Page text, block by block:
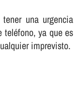
una urgencia
teléfono, ya que es
imprevisto.